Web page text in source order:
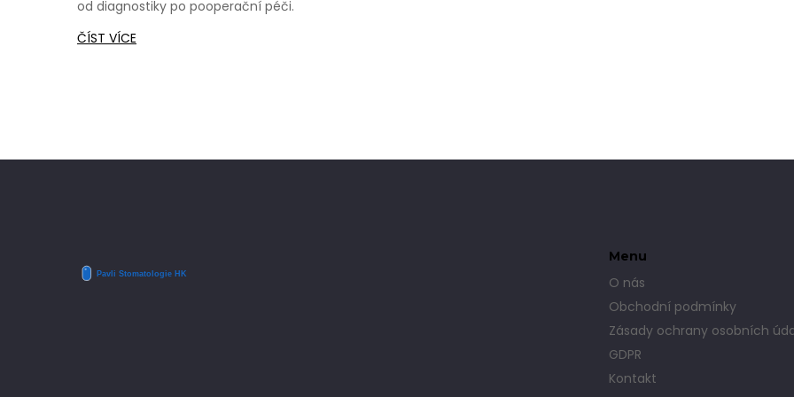
od diagnostiky po pooperační péči.
ČÍST VÍCE
Menu
O nás
Obchodní podmínky
Zásady ochrany osobních
GDPR
Kontakt